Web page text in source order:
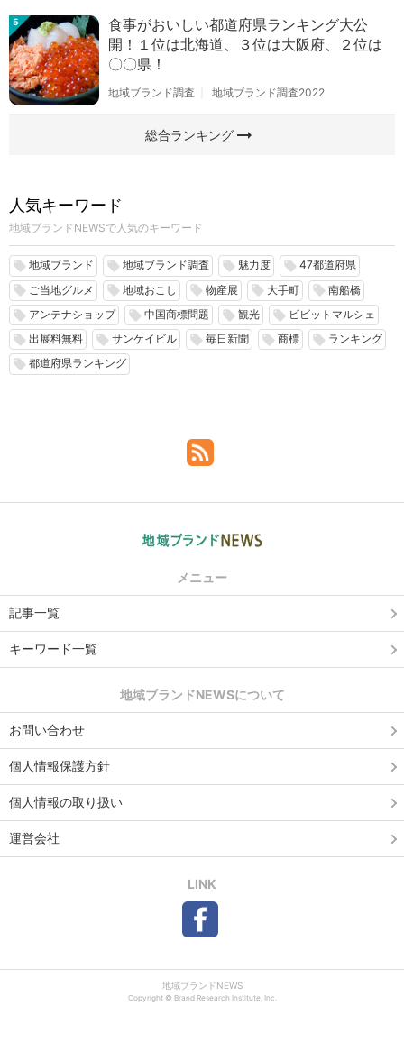
5
食事がおいしい都道府県ランキング大公
開！１位は北海道、３位は大阪府、２位は
〇〇県！
地域ブランド調査 地域ブランド調査2022
総合ランキングarrow_right_alt
人気キーワード
地域ブランドNEWSで人気のキーワード
local_offer 地域ブランド local_offer 地域ブランド調査 local_offer 魅力度 local_offer 47都道府県
local_offer ご当地グルメ local_offer 地域おこし local_offer 物産展 local_offer 大手町 local_offer 南船橋
local_offer アンテナショップ local_offer 中国商標問題 local_offer 観光 local_offer ビビットマルシェ
local_offer 出展料無料 local_offer サンケイビル local_offer 毎日新聞 local_offer 商標 local_offer ランキング
local_offer 都道府県ランキング
メニュー
記事一覧
キーワード一覧
地域ブランドNEWSについて
お問い合わせ
個人情報保護方針
個人情報の取り扱い
運営会社
LINK
地域ブランドNEWS
Copyright © Brand Research Institute, Inc.